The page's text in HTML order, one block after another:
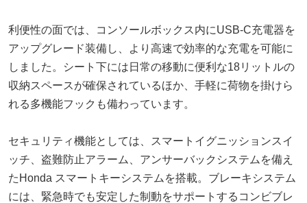
利便性の面では、コンソールボックス内にUSB-C充電器を
アップグレード装備し、より高速で効率的な充電を可能に
しました。シート下には日常の移動に便利な18リットルの
収納スペースが確保されているほか、手軽に荷物を掛けら
れる多機能フックも備わっています。
セキュリティ機能としては、スマートイグニッションスイ
ッチ、盗難防止アラーム、アンサーバックシステムを備え
たHonda スマートキーシステムを搭載。ブレーキシステム
には、緊急時でも安定した制動をサポートするコンビブレ